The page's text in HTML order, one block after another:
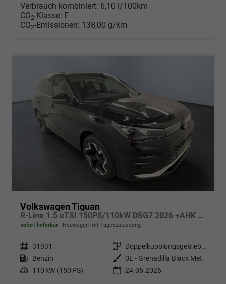
Verbrauch kombiniert: 6,10 l/100km
CO2-Klasse: E
CO2-Emissionen: 138,00 g/km
Volkswagen Tiguan
R-Line 1.5 eTSI 150PS/110kW DSG7 2026 +AHK & PANO
sofort lieferbar Neuwagen mit Tageszulassung
Fahrzeugnr. 31931 Getriebe
Doppelkupplungsgetriebe (DSG)
Kraftstoff Benzin Außenfarbe
0E - Grenadilla Black Met.
Leistung 110 kW (150 PS) 24.06.2026